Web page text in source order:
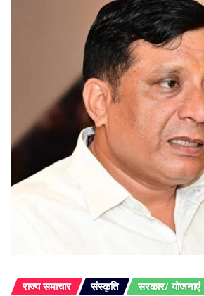
राज्य समाचार संस्कृति सरकार/ योजनाएं